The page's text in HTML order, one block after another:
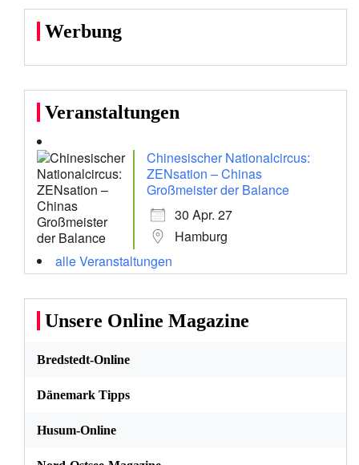
Werbung
Veranstaltungen
Chinesischer Nationalcircus:
ZENsation – Chinas
Großmeister der Balance
30 Apr. 27
Hamburg
alle Veranstaltungen
Unsere Online Magazine
Bredstedt-Online
Dänemark Tipps
Husum-Online